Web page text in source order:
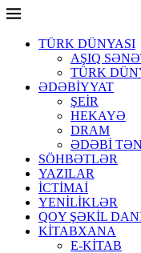
TÜRK DÜNYASI
AŞIQ
TÜRK
ƏDƏBİYYAT
ŞEİR
HEKAYƏ
DRAM
ƏDƏBİ
SÖHBƏTLƏR
YAZILAR
İCTİMAİ
YENİLİKLƏR
QOY ŞƏKİL
KİTABXANA
E-KİTAB